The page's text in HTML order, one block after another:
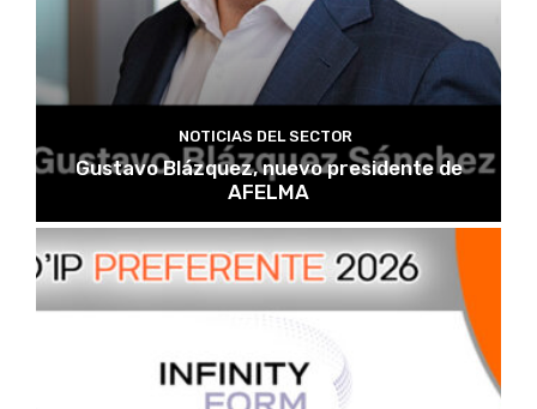
NOTICIAS DEL SECTOR
Gustavo Blázquez, nuevo presidente de
AFELMA